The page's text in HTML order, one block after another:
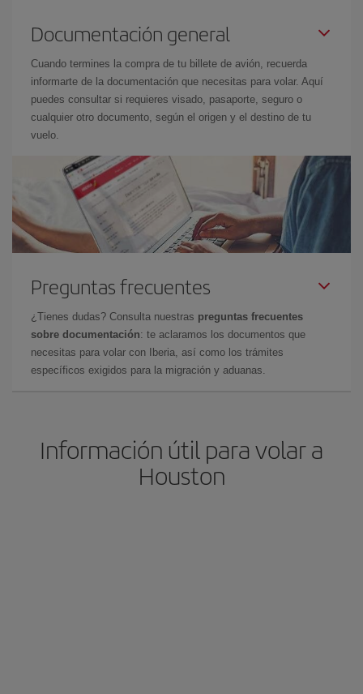
Documentación general
Cuando termines la compra de tu billete de avión, recuerda
informarte de la documentación que necesitas para volar. Aquí
puedes consultar si requieres visado, pasaporte, seguro o
cualquier otro documento, según el origen y el destino de tu
vuelo.
Preguntas frecuentes
¿Tienes dudas? Consulta nuestras preguntas frecuentes
sobre documentación: te aclaramos los documentos que
necesitas para volar con Iberia, así como los trámites
específicos exigidos para la migración y aduanas.
Información útil para volar a
Houston